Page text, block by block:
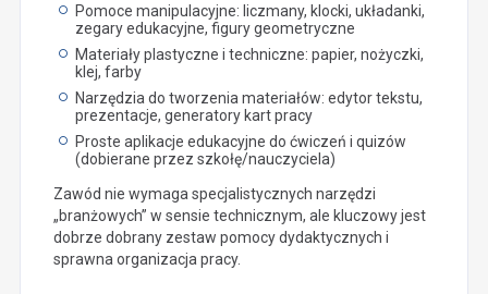
Pomoce manipulacyjne: liczmany, klocki, układanki,
zegary edukacyjne, figury geometryczne
Materiały plastyczne i techniczne: papier, nożyczki,
klej, farby
Narzędzia do tworzenia materiałów: edytor tekstu,
prezentacje, generatory kart pracy
Proste aplikacje edukacyjne do ćwiczeń i quizów
(dobierane przez szkołę/nauczyciela)
Zawód nie wymaga specjalistycznych narzędzi
„branżowych” w sensie technicznym, ale kluczowy jest
dobrze dobrany zestaw pomocy dydaktycznych i
sprawna organizacja pracy.